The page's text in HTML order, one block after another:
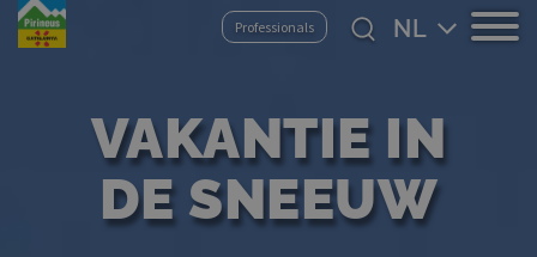
Overslaan
Professionals
Select
your
VAKANTIE IN
DE SNEEUW